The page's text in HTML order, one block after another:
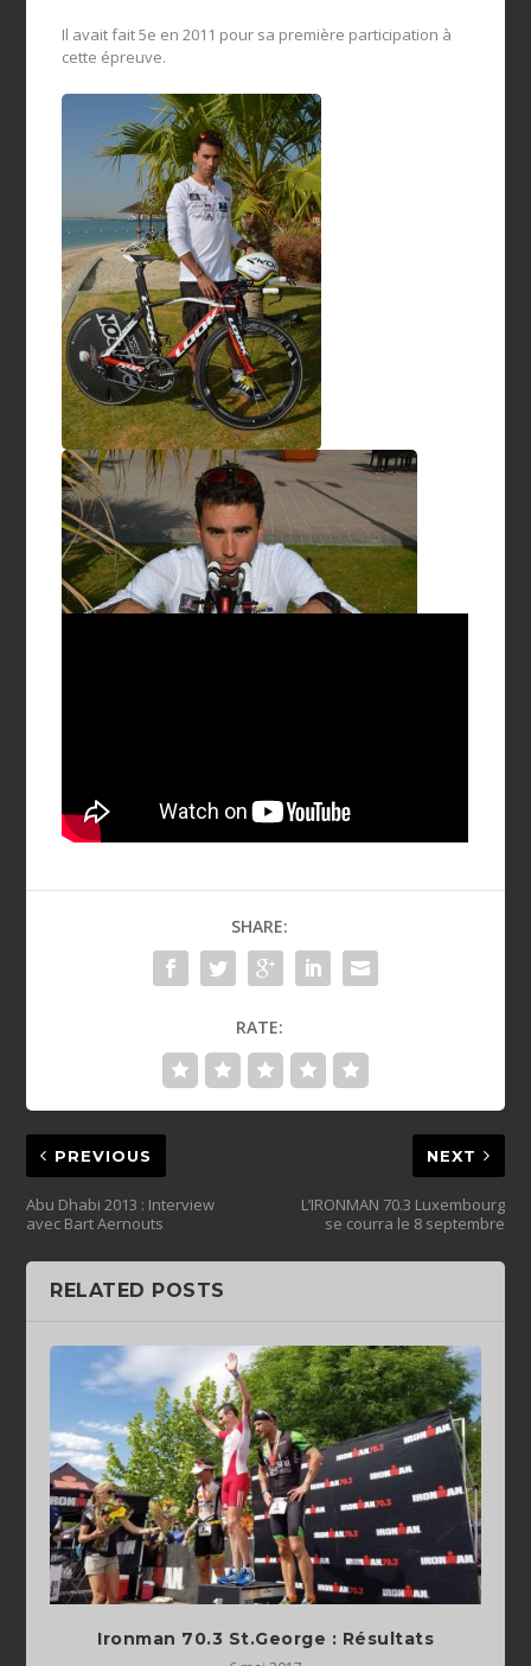
Il avait fait 5e en 2011 pour sa première participation à
cette épreuve.
SHARE:
RATE:
PREVIOUS
Abu Dhabi 2013 : Interview
avec Bart Aernouts
NEXT
L’IRONMAN 70.3 Luxembourg
se courra le 8 septembre
RELATED POSTS
Ironman 70.3 St.George : Résultats